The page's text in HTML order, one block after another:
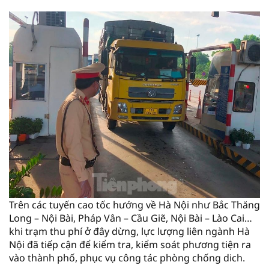
Trên các tuyến cao tốc hướng về Hà Nội như Bắc Thăng
Long – Nội Bài, Pháp Vân – Cầu Giẽ, Nội Bài – Lào Cai…
khi trạm thu phí ở đây dừng, lực lượng liên ngành Hà
Nội đã tiếp cận để kiểm tra, kiểm soát phương tiện ra
vào thành phố, phục vụ công tác phòng chống dich.